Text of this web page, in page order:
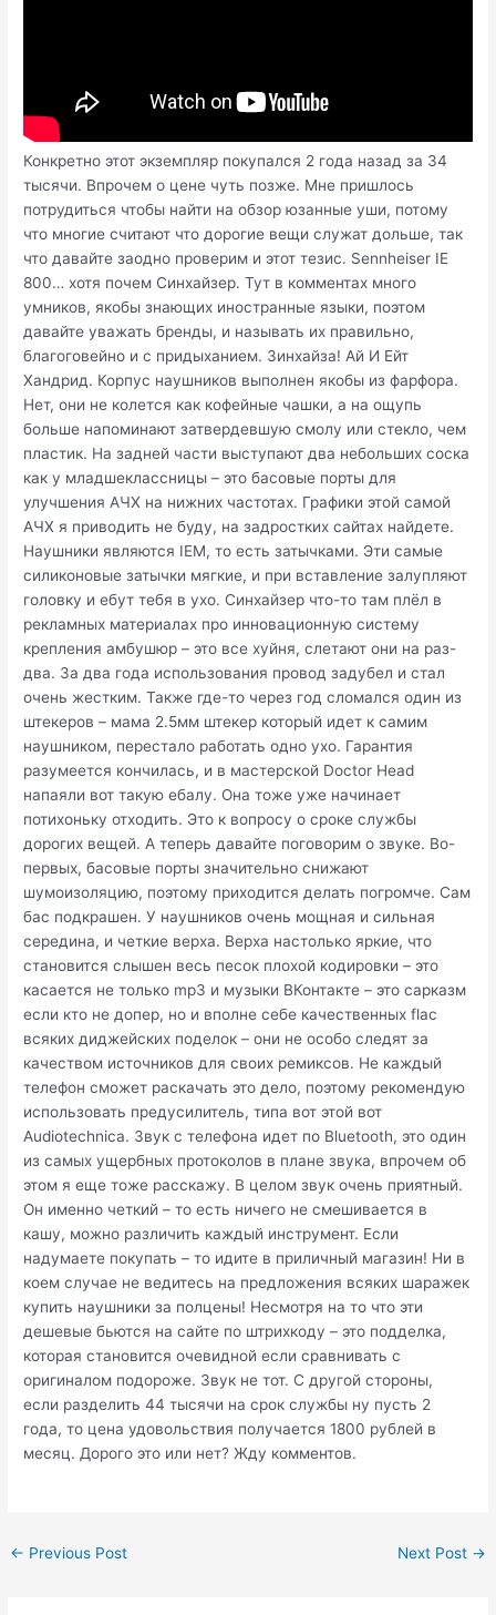
Конкретно этот экземпляр покупался 2 года назад за 34
тысячи. Впрочем о цене чуть позже. Мне пришлось
потрудиться чтобы найти на обзор юзанные уши, потому
что многие считают что дорогие вещи служат дольше, так
что давайте заодно проверим и этот тезис. Sennheiser IE
800… хотя почем Синхайзер. Тут в комментах много
умников, якобы знающих иностранные языки, поэтом
давайте уважать бренды, и называть их правильно,
благоговейно и c придыханием. Зинхайза! Ай И Ейт
Хандрид. Корпус наушников выполнен якобы из фарфора.
Нет, они не колется как кофейные чашки, а на ощупь
больше напоминают затвердевшую смолу или стекло, чем
пластик. На задней части выступают два небольших соска
как у младшеклассницы – это басовые порты для
улучшения АЧХ на нижних частотах. Графики этой самой
АЧХ я приводить не буду, на задростких сайтах найдете.
Наушники являются IEM, то есть затычками. Эти самые
силиконовые затычки мягкие, и при вставление залупляют
головку и ебут тебя в ухо. Синхайзер что-то там плёл в
рекламных материалах про инновационную систему
крепления амбушюр – это все хуйня, слетают они на раз-
два. За два года использования провод задубел и стал
очень жестким. Также где-то через год сломался один из
штекеров – мама 2.5мм штекер который идет к самим
наушником, перестало работать одно ухо. Гарантия
разумеется кончилась, и в мастерской Doctor Head
напаяли вот такую ебалу. Она тоже уже начинает
потихоньку отходить. Это к вопросу о сроке службы
дорогих вещей. А теперь давайте поговорим о звуке. Во-
первых, басовые порты значительно снижают
шумоизоляцию, поэтому приходится делать погромче. Сам
бас подкрашен. У наушников очень мощная и сильная
середина, и четкие верха. Верха настолько яркие, что
становится слышен весь песок плохой кодировки – это
касается не только mp3 и музыки ВКонтакте – это сарказм
если кто не допер, но и вполне себе качественных flac
всяких диджейских поделок – они не особо следят за
качеством источников для своих ремиксов. Не каждый
телефон сможет раскачать это дело, поэтому рекомендую
использовать предусилитель, типа вот этой вот
Audiotechnica. Звук с телефона идет по Bluetooth, это один
из самых ущербных протоколов в плане звука, впрочем об
этом я еще тоже расскажу. В целом звук очень приятный.
Он именно четкий – то есть ничего не смешивается в
кашу, можно различить каждый инструмент. Если
надумаете покупать – то идите в приличный магазин! Ни в
коем случае не ведитесь на предложения всяких шаражек
купить наушники за полцены! Несмотря на то что эти
дешевые бьются на сайте по штрихкоду – это подделка,
которая становится очевидной если сравнивать с
оригиналом подороже. Звук не тот. С другой стороны,
если разделить 44 тысячи на срок службы ну пусть 2
года, то цена удовольствия получается 1800 рублей в
месяц. Дорого это или нет? Жду комментов.
Post
← Previous Post Next Post →